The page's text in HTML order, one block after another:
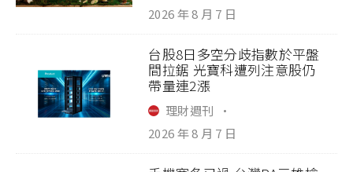
2026 年 8 月 7 日
台股8日多空分歧指數於平盤
間拉鋸 光寶科遭列注意股仍
帶量連2漲
理財週刊
·
2026 年 8 月 7 日